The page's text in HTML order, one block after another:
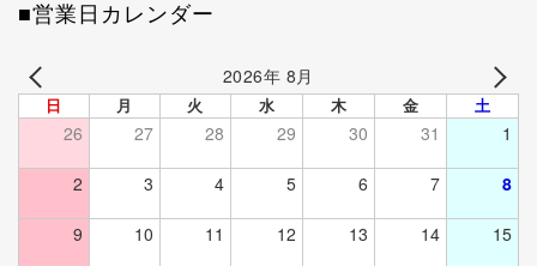
■営業日カレンダー
2026年 8月
日 月 火 水 木 金 土
26 27 28 29 30 31 1
2 3 4 5 6 7 8
9 10 11 12 13 14 15